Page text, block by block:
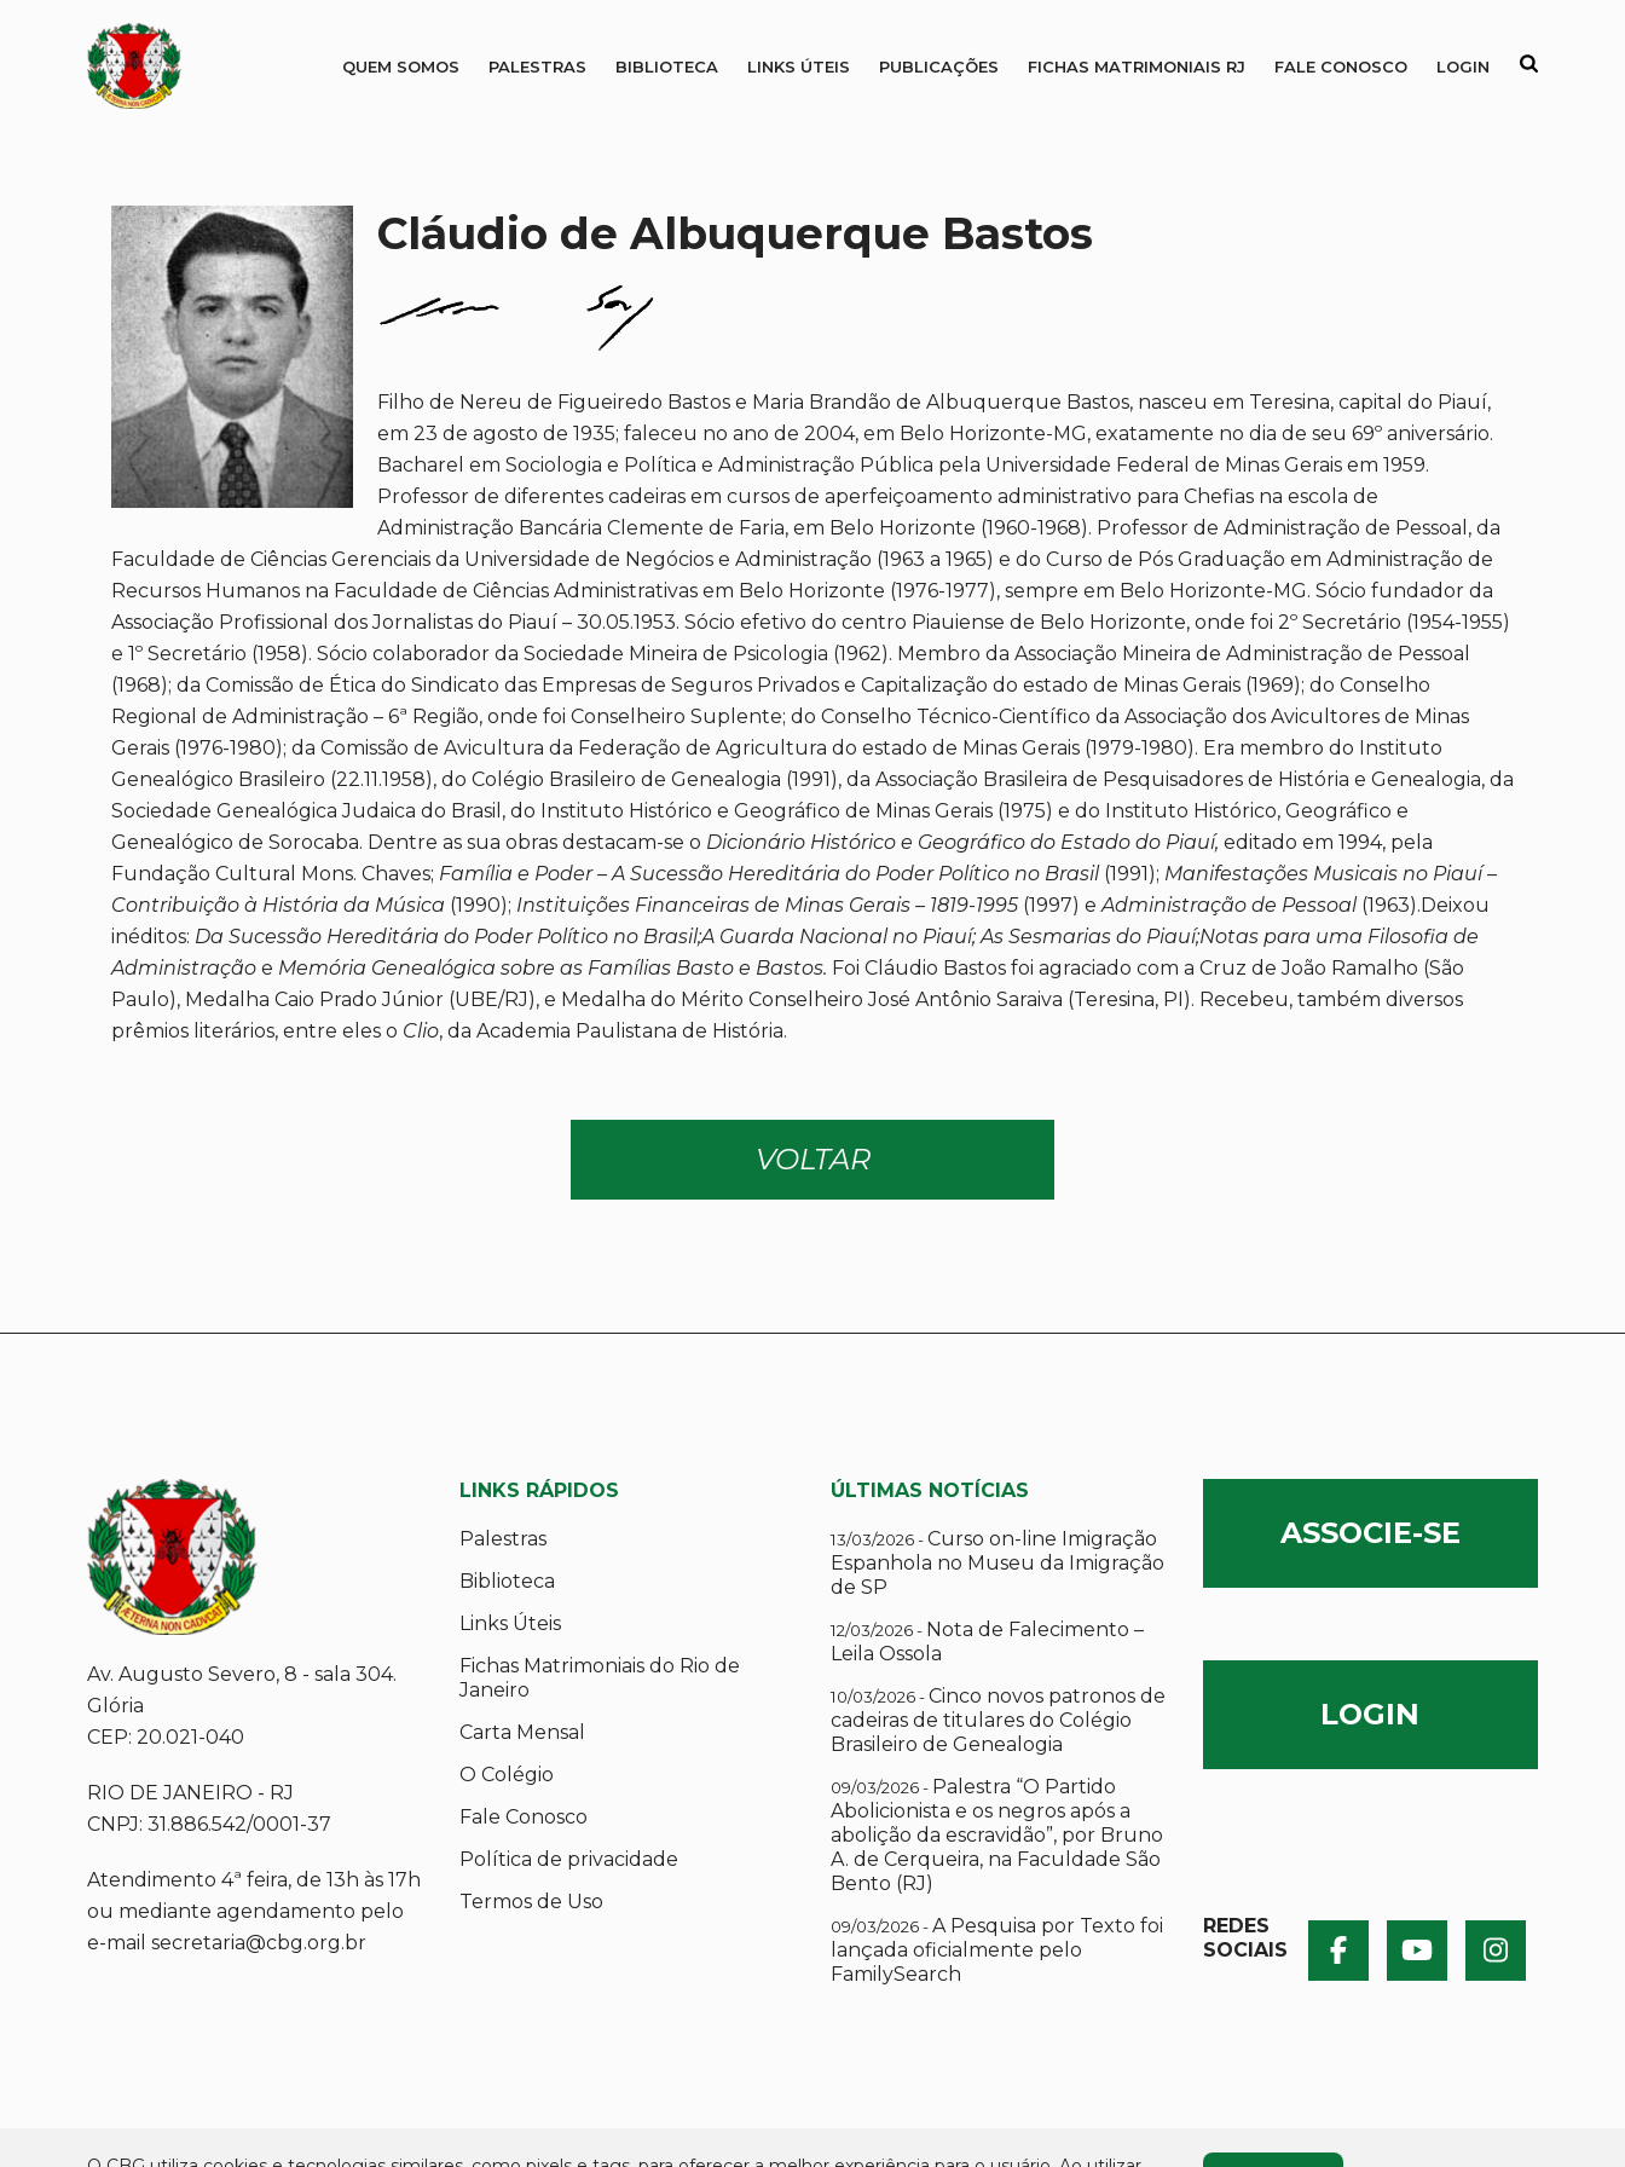
QUEM SOMOS PALESTRAS BIBLIOTECA LINKS ÚTEIS PUBLICAÇÕES FICHAS MATRIMONIAIS RJ FALE CONOSCO LOGIN
Cláudio de Albuquerque Bastos
Filho de Nereu de Figueiredo Bastos e Maria Brandão de Albuquerque Bastos, nasceu em Teresina, capital do Piauí,
em 23 de agosto de 1935; faleceu no ano de 2004, em Belo Horizonte-MG, exatamente no dia de seu 69º aniversário.
Bacharel em Sociologia e Política e Administração Pública pela Universidade Federal de Minas Gerais em 1959.
Professor de diferentes cadeiras em cursos de aperfeiçoamento administrativo para Chefias na escola de
Administração Bancária Clemente de Faria, em Belo Horizonte (1960-1968). Professor de Administração de Pessoal, da
Faculdade de Ciências Gerenciais da Universidade de Negócios e Administração (1963 a 1965) e do Curso de Pós Graduação em Administração de
Recursos Humanos na Faculdade de Ciências Administrativas em Belo Horizonte (1976-1977), sempre em Belo Horizonte-MG. Sócio fundador da
Associação Profissional dos Jornalistas do Piauí – 30.05.1953. Sócio efetivo do centro Piauiense de Belo Horizonte, onde foi 2º Secretário (1954-1955)
e 1º Secretário (1958). Sócio colaborador da Sociedade Mineira de Psicologia (1962). Membro da Associação Mineira de Administração de Pessoal
(1968); da Comissão de Ética do Sindicato das Empresas de Seguros Privados e Capitalização do estado de Minas Gerais (1969); do Conselho
Regional de Administração – 6ª Região, onde foi Conselheiro Suplente; do Conselho Técnico-Científico da Associação dos Avicultores de Minas
Gerais (1976-1980); da Comissão de Avicultura da Federação de Agricultura do estado de Minas Gerais (1979-1980). Era membro do Instituto
Genealógico Brasileiro (22.11.1958), do Colégio Brasileiro de Genealogia (1991), da Associação Brasileira de Pesquisadores de História e Genealogia, da
Sociedade Genealógica Judaica do Brasil, do Instituto Histórico e Geográfico de Minas Gerais (1975) e do Instituto Histórico, Geográfico e
Genealógico de Sorocaba. Dentre as sua obras destacam-se o Dicionário Histórico e Geográfico do Estado do Piauí, editado em 1994, pela
Fundação Cultural Mons. Chaves; Família e Poder – A Sucessão Hereditária do Poder Político no Brasil(1991); Manifestações Musicais no Piauí –
Contribuição à História da Música (1990); Instituições Financeiras de Minas Gerais – 1819-1995 (1997) eAdministração de Pessoal (1963).Deixou
inéditos: Da Sucessão Hereditária do Poder Político no Brasil;A Guarda Nacional no Piauí; As Sesmarias do Piauí;Notas para uma Filosofia de
Administração e Memória Genealógica sobre as Famílias Basto e Bastos. Foi Cláudio Bastos foi agraciado com a Cruz de João Ramalho (São
Paulo), Medalha Caio Prado Júnior (UBE/RJ), e Medalha do Mérito Conselheiro José Antônio Saraiva (Teresina, PI). Recebeu, também diversos
prêmios literários, entre eles o Clio, da Academia Paulistana de História.
VOLTAR
Av. Augusto Severo, 8 - sala 304.
Glória
CEP: 20.021-040
RIO DE JANEIRO - RJ
CNPJ: 31.886.542/0001-37
Atendimento 4ª feira, de 13h às 17h
ou mediante agendamento pelo
e-mail secretaria@cbg.org.br
LINKS RÁPIDOS
Palestras
Biblioteca
Links Úteis
Fichas Matrimoniais do Rio de
Janeiro
Carta Mensal
O Colégio
Fale Conosco
Política de privacidade
Termos de Uso
ÚLTIMAS NOTÍCIAS
13/03/2026 -Curso on-line Imigração
Espanhola no Museu da Imigração
de SP
12/03/2026 - Nota de Falecimento –
Leila Ossola
10/03/2026 -Cinco novos patronos de
cadeiras de titulares do Colégio
Brasileiro de Genealogia
09/03/2026 - Palestra “O Partido
Abolicionista e os negros após a
abolição da escravidão”, por Bruno
A. de Cerqueira, na Faculdade São
Bento (RJ)
09/03/2026 -A Pesquisa por Texto foi
lançada oficialmente pelo
FamilySearch
ASSOCIE-SE
LOGIN
REDES
SOCIAIS